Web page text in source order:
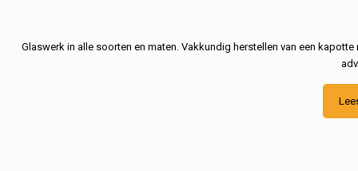
Glaswerk in alle soorten en maten. Vakkundig herstellen van een